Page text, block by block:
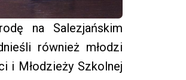
na Salezjańskim
również młodzi
i Młodzieży Szkolnej